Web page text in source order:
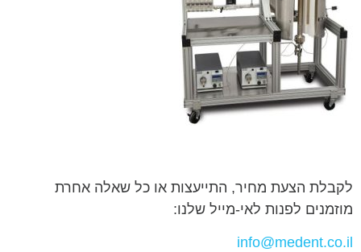
לקבלת הצעת מחיר, התייעצות או כל שאלה אחרת
מוזמנים לפנות לאי-מייל שלנו:
info@medent.co.il